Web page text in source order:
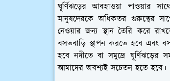
ঘূর্ণিঝড়ের আবহাওয়া পাওয়ার
মানুষদেরকে অধিকতর গুরুত্বের
নেওয়ার জন্য স্থান তৈরি করে
বসতবাড়ি স্থাপন করতে হবে এবং
হবে নদীতে বা সমুদ্রে ঘূর্ণিঝড়ের
আমাদের অবশ্যই সচেতন হতে হবে।